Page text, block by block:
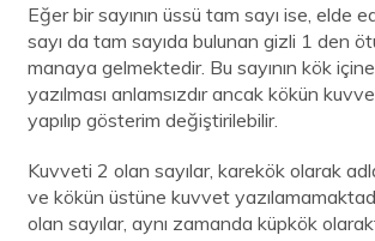
Eğer bir sayının üssü tam sayı ise, elde
sayı da tam sayıda bulunan gizli 1 den
manaya gelmektedir. Bu sayının kök
yazılması anlamsızdır ancak kökün
yapılıp gösterim değiştirilebilir.
Kuvveti 2 olan sayılar, karekök olarak
ve kökün üstüne kuvvet
olan sayılar, aynı zamanda küpkök